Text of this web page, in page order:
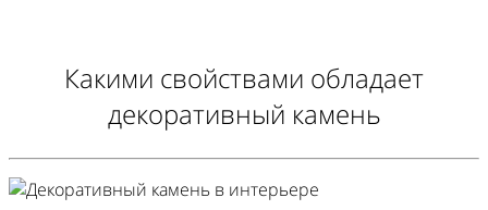
Какими свойствами обладает
декоративный камень